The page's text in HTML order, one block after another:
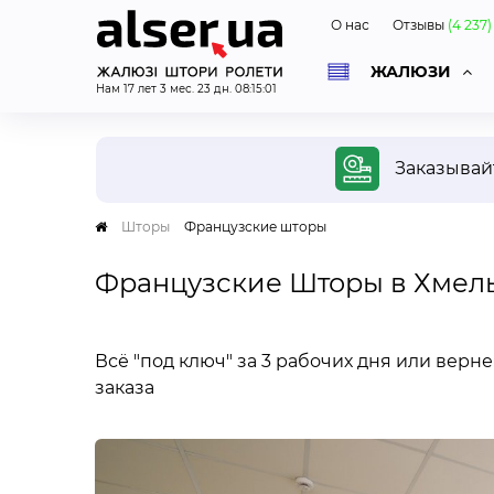
Нам 17 лет 3 мес. 23 дн. 08:15:02
О нас Отзывы (4 237)
ЖАЛЮЗИ
Шторы Французские шторы
Французские Шторы в
Всё "под ключ" за 3 рабочих дня или
заказа